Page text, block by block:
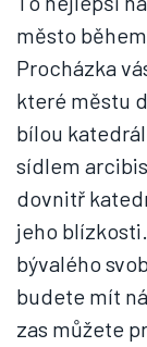
město
Procházka
které městu
bílou
sídlem
dovnitř
jeho
bývalého
budete mít
zas můžete